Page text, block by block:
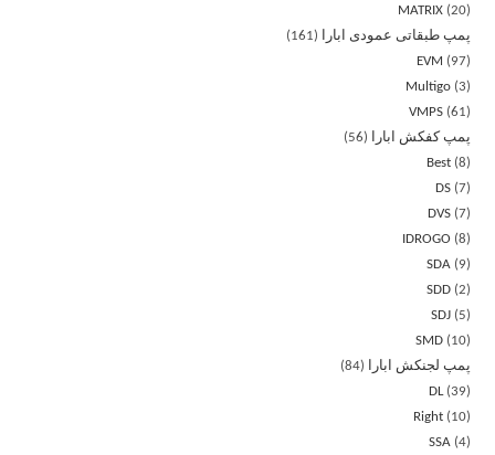
MATRIX 20
پمپ طبقاتی عمودی ابارا
161
EVM
97
Multigo 3
VMPS 61
پمپ کفکش ابارا
56
Best 8
DS 7
DVS 7
IDROGO
8
SDA
9
SDD 2
SDJ
5
SMD
10
پمپ لجنکش ابارا
84
DL 39
Right
10
SSA 4